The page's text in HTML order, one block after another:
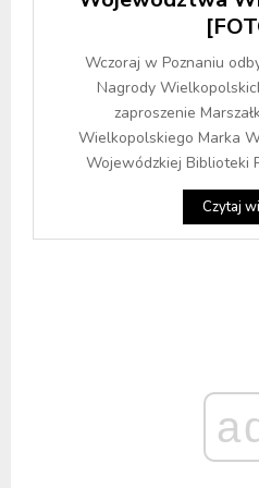
Wczoraj w Poznaniu
Nagrody
zaproszenie
Wielkopolskiego Marka
Wojewódzkiej Biblioteki
Czytaj